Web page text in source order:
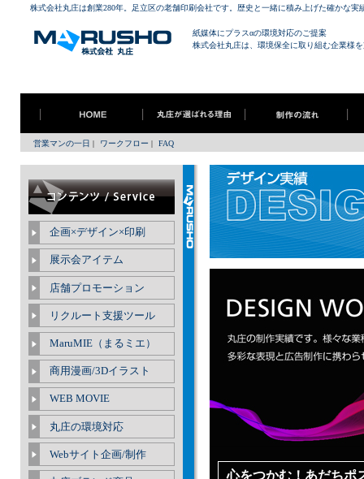
株式会社丸庄は創業280年。足立区の老舗印刷会社です。歴史と一緒に積み上げた確かな実
紙媒体にプラスαの環境対応のご提案
株式会社丸庄は、環境保全に取り組む企業様
営業マンの一日 | ワークフロー | FAQ
企画×デザイン×印刷
展示会アイテム
店舗プロモーション
リクルート支援ツール
MaruMIE（まるミエ）
商用漫画/3Dイラスト
WEB MOVIE
丸庄の環境対応
Webサイト企画/制作
心をつかむ！あだちポ